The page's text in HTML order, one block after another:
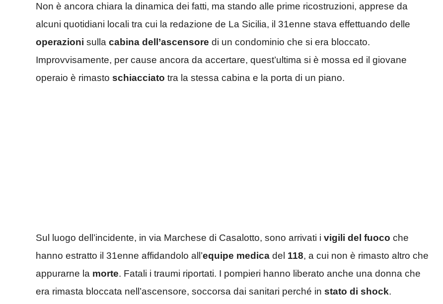
Non è ancora chiara la dinamica dei fatti, ma stando alle prime ricostruzioni, apprese da
alcuni quotidiani locali tra cui la redazione de La Sicilia, il 31enne stava effettuando delle
operazioni sulla cabina dell’ascensore di un condominio che si era bloccato.
Improvvisamente, per cause ancora da accertare, quest’ultima si è mossa ed il giovane
operaio è rimasto schiacciato tra la stessa cabina e la porta di un piano.
Sul luogo dell’incidente, in via Marchese di Casalotto, sono arrivati i vigili del fuoco che
hanno estratto il 31enne affidandolo all’equipe medica del 118, a cui non è rimasto altro che
appurarne la morte. Fatali i traumi riportati. I pompieri hanno liberato anche una donna che
era rimasta bloccata nell’ascensore, soccorsa dai sanitari perché in stato di shock.